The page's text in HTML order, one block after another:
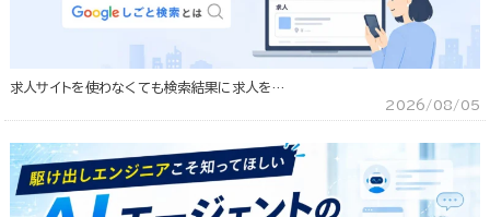
求人サイトを使わなくても検索結果に求人を…
2026/08/05